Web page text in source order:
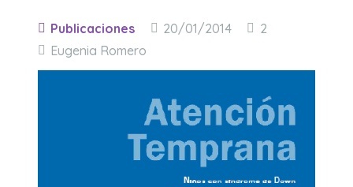
Publicaciones 20/01/2014 2Comentarios
Eugenia Romero